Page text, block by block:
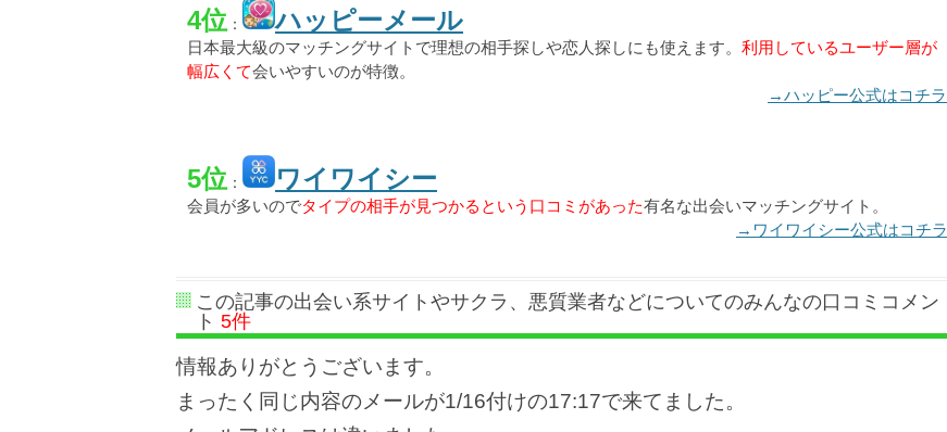
4位 ： ハッピーメール
日本最大級のマッチングサイトで理想の相手探しや恋人探しにも使えます。 利用しているユーザー層が
幅広くて会いやすいのが特徴。
→ハッピー公式はコチラ
5位 ： ワイワイシー
会員が多いのでタイプの相手が見つかるという口コミがあった有名な出会いマッチングサイト。
→ワイワイシー公式はコチラ
この記事の出会い系サイトやサクラ、悪質業者などについてのみんなの口コミコメン
ト 5件
情報ありがとうございます。
まったく同じ内容のメールが1/16付けの17:17で来てました。